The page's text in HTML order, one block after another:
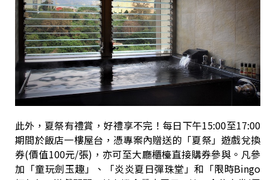
此外，夏祭有禮賞，好禮享不完！每日下午15:00至17:00
期間於飯店一樓屋台，憑專案內贈送的「夏祭」遊戲兌換
券(價值100元/張)，亦可至大廳櫃檯直接購券參與。凡參
加「童玩劍玉趣」、「炎炎夏日彈珠堂」和「限時Bingo